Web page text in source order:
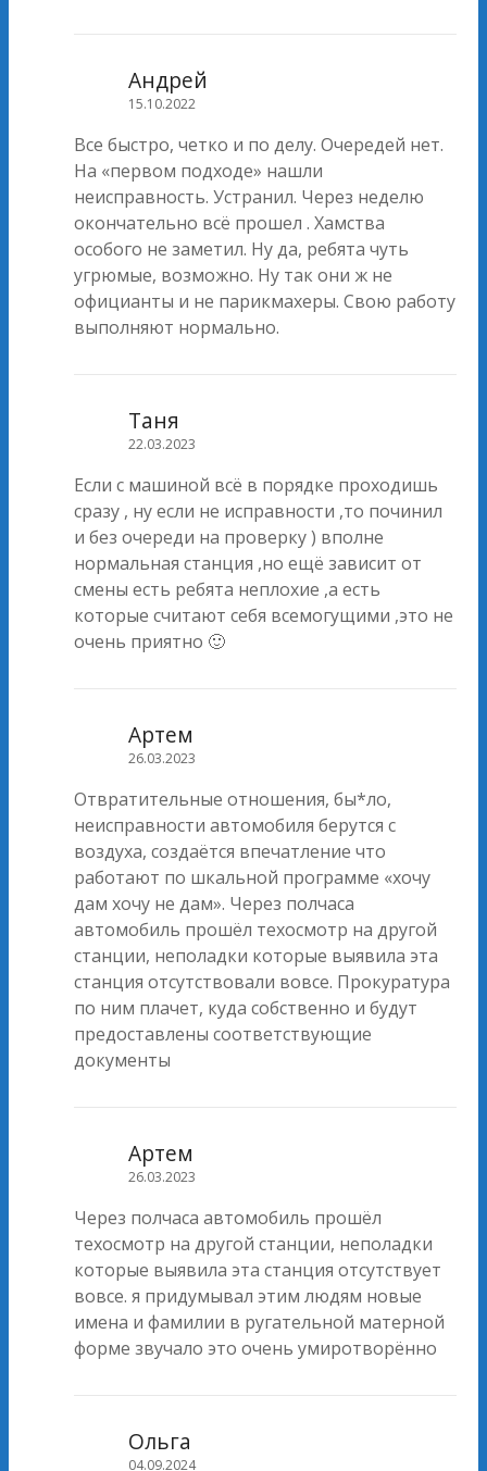
Андрей
15.10.2022
Все быстро, четко и по делу. Очередей нет.
На «первом подходе» нашли
неисправность. Устранил. Через неделю
окончательно всё прошел . Хамства
особого не заметил. Ну да, ребята чуть
угрюмые, возможно. Ну так они ж не
официанты и не парикмахеры. Свою работу
выполняют нормально.
Таня
22.03.2023
Если с машиной всё в порядке проходишь
сразу , ну если не исправности ,то починил
и без очереди на проверку ) вполне
нормальная станция ,но ещё зависит от
смены есть ребята неплохие ,а есть
которые считают себя всемогущими ,это не
очень приятно 🙂
Артем
26.03.2023
Отвратительные отношения, бы*ло,
неисправности автомобиля берутся с
воздуха, создаётся впечатление что
работают по шкальной программе «хочу
дам хочу не дам». Через полчаса
автомобиль прошёл техосмотр на другой
станции, неполадки которые выявила эта
станция отсутствовали вовсе. Прокуратура
по ним плачет, куда собственно и будут
предоставлены соответствующие
документы
Артем
26.03.2023
Через полчаса автомобиль прошёл
техосмотр на другой станции, неполадки
которые выявила эта станция отсутствует
вовсе. я придумывал этим людям новые
имена и фамилии в ругательной матерной
форме звучало это очень умиротворённо
Ольга
04.09.2024